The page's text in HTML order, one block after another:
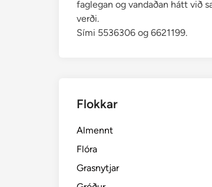
faglegan og vandaðan hátt við
verði.
Sími 5536306 og 6621199.
Flokkar
Almennt
Flóra
Grasnytjar